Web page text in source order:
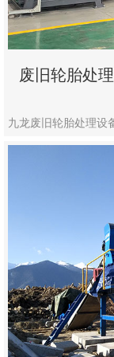
废旧轮胎处
九龙废旧轮胎处理设